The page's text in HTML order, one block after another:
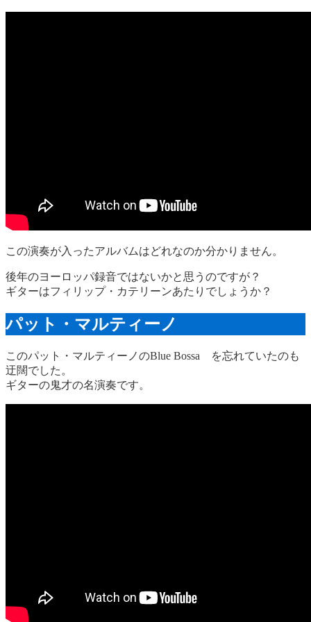
この演奏が入ったアルバムはどれなのか分かりません。
後年のヨーロッパ録音ではないかと思うのですが？
ギターはフィリップ・カテリーンあたりでしょうか？
パット・マルティーノ
このパット・マルティーノのBlue Bossa を忘れていたのも
迂闊でした。
ギターの鬼才の名演奏です。